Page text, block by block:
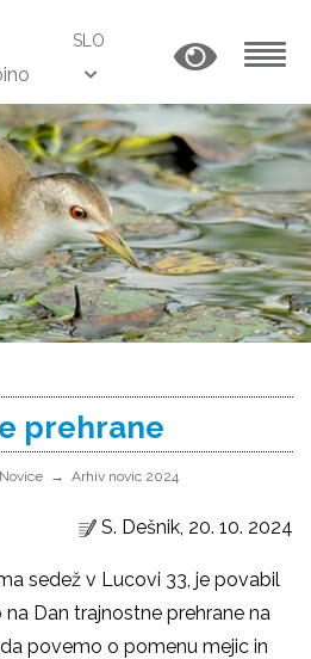
SLO
prehrane
Novice Arhiv novic 2024
S. Dešnik, 20. 10. 2024
sedež v Lucovi 33, je povabil
Dan trajnostne prehrane na
povemo o pomenu mejic in